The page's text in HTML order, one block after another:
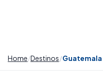
Home Destinos Guatemala